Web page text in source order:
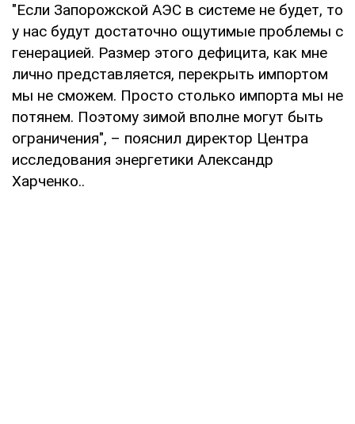
"Если Запорожской АЭС в системе не будет, то
у нас будут достаточно ощутимые проблемы с
генерацией. Размер этого дефицита, как мне
лично представляется, перекрыть импортом
мы не сможем. Просто столько импорта мы не
потянем. Поэтому зимой вполне могут быть
ограничения", – пояснил директор Центра
исследования энергетики Александр
Харченко..